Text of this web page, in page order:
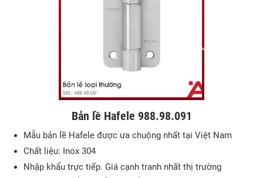
Bản lề Hafele 988.98.091
Mẫu bản lề Hafele được ưa chuộng nhất tại Việt Nam
Chất liệu: Inox 304
Nhập khẩu trực tiếp. Giá cạnh tranh nhất thị trường